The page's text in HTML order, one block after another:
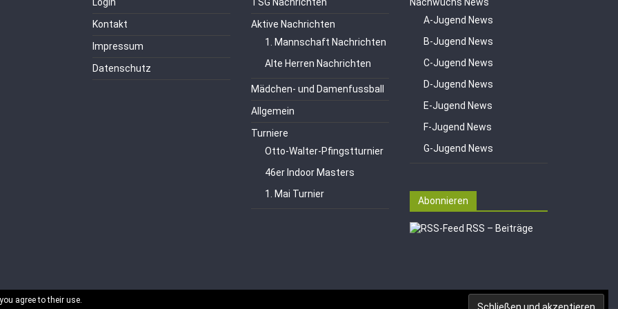
Kontakt
Impressum
Datenschutz
Aktive Nachrichten
1. Mannschaft Nachrichten
Alte Herren Nachrichten
Mädchen- und Damenfussball
Allgemein
Turniere
Otto-Walter-Pfingstturnier
46er Indoor Masters
1. Mai Turnier
A-Jugend News
B-Jugend News
C-Jugend News
D-Jugend News
E-Jugend News
F-Jugend News
G-Jugend News
Abonnieren
RSS – Beiträge
agree to their use.
vorbehalten.